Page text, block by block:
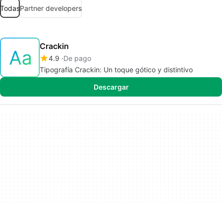
TodasPartner developers
Crackin
4.9 De pago
Tipografía Crackin: Un toque gótico y distintivo
Descargar